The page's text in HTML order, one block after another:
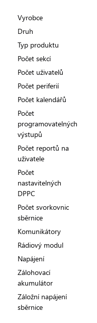
Vyrobce
Druh
Typ produktu
Počet sekcí
Počet uživatelů
Počet periferií
Počet kalendářů
Počet
programovatelných
výstupů
Počet reportů na
uživatele
Počet
nastavitelných
DPPC
Počet svorkovnic
sběrnice
Komunikátory
Rádiový modul
Napájení
Zálohovací
akumulátor
Záložní napájení
sběrnice